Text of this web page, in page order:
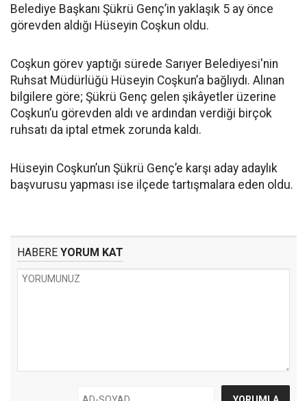
Belediye Başkanı Şükrü Genç’in yaklaşık 5 ay önce
görevden aldığı Hüseyin Coşkun oldu.
Coşkun görev yaptığı sürede Sarıyer Belediyesi'nin
Ruhsat Müdürlüğü Hüseyin Coşkun’a bağlıydı. Alınan
bilgilere göre; Şükrü Genç gelen şikâyetler üzerine
Coşkun’u görevden aldı ve ardından verdiği birçok
ruhsatı da iptal etmek zorunda kaldı.
Hüseyin Coşkun’un Şükrü Genç’e karşı aday adaylık
başvurusu yapması ise ilçede tartışmalara eden oldu.
HABERE YORUM KAT